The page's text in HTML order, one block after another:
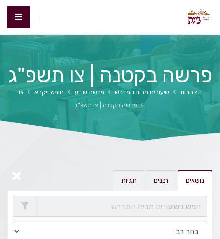
פרשה בקטנה | צו תשפ"ג
דף הבית שיעורים מבית המדרש פרשת שבוע חומש ויקרא
צו
פרשה בקטנה | צו תשפ"ג
נושאים רבנים תגיות